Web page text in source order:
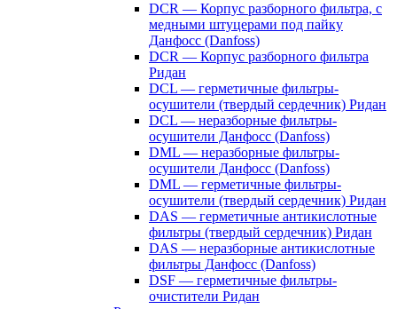
DCR — Корпус разборного фильтра, с
медными штуцерами под пайку
Данфосс (Danfoss)
DCR — Корпус разборного фильтра
Ридан
DCL — герметичные фильтры-
осушители (твердый сердечник) Ридан
DCL — неразборные фильтры-
осушители Данфосс (Danfoss)
DML — неразборные фильтры-
осушители Данфосс (Danfoss)
DML — герметичные фильтры-
осушители (твердый сердечник) Ридан
DAS — герметичные антикислотные
фильтры (твердый сердечник) Ридан
DAS — неразборные антикислотные
фильтры Данфосс (Danfoss)
DSF — герметичные фильтры-
очистители Ридан